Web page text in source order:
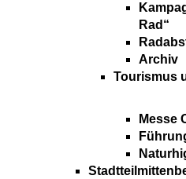
Rad“
Archiv
Tourismus
Messe